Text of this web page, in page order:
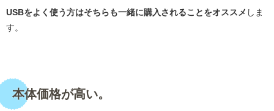
USBをよく使う方はそちらも一緒に購入されることをオススメ しま
す。
本体価格が高い。